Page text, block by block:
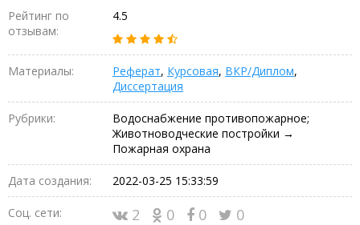
Рейтинг по
отзывам:
4.5
Материалы: Реферат, Курсовая, ВКР/Диплом,
Диссертация
Рубрики:
Водоснабжение противопожарное;
Животноводческие постройки →
Пожарная охрана
Дата создания: 2022-03-25 15:33:59
Соц. сети: 2 0 0 0